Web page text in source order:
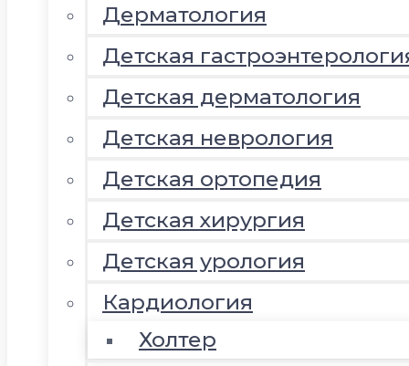
Дерматология
Детская
Детская дерматология
Детская неврология
Детская ортопедия
Детская хирургия
Детская урология
Кардиология
Холтер